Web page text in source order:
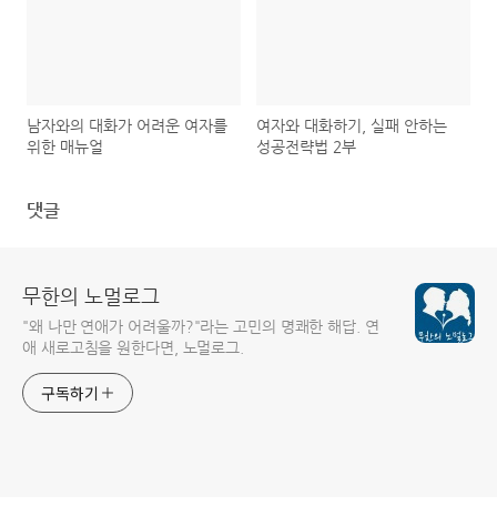
남자와의 대화가 어려운 여자를
위한 매뉴얼
여자와 대화하기, 실패 안하는
성공전략법 2부
댓글
무한의 노멀로그
"왜 나만 연애가 어려울까?"라는 고민의 명쾌한 해답. 연
애 새로고침을 원한다면, 노멀로그.
구독하기